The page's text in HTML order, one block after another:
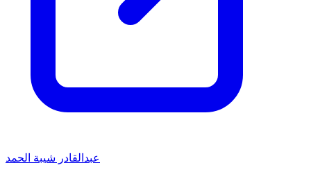
عبدالقادر شيبة الحمد